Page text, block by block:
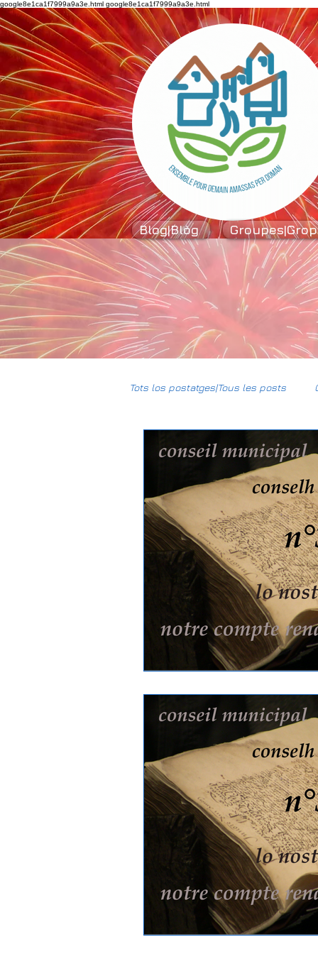
google8e1ca1f7999a9a3e.html google8e1ca1f7999a9a3e.html
Blog|Blòg
Tots los postatges|Tous les posts
HumUm Mun
Daniel-DPL Gravière
Climat Justice sociale
Association Foncière de
Elections | Eleccions Salies
Caméra de
Subventions aux associations